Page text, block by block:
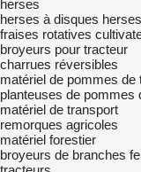
herses
herses à disques
fraises rotatives
broyeurs pour tracteur
charrues réversibles
matériel de pommes de
planteuses de pommes
matériel de transport
remorques agricoles
matériel forestier
broyeurs de branches